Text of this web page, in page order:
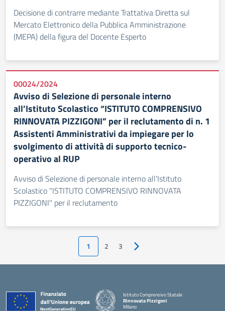
Decisione di contrarre mediante Trattativa Diretta sul
Mercato Elettronico della Pubblica Amministrazione
(MEPA) della figura del Docente Esperto
00024/2024
Avviso di Selezione di personale interno
all’Istituto Scolastico “ISTITUTO COMPRENSIVO
RINNOVATA PIZZIGONI” per il reclutamento di n. 1
Assistenti Amministrativi da impiegare per lo
svolgimento di attività di supporto tecnico-
operativo al RUP
Avviso di Selezione di personale interno all'Istituto
Scolastico "ISTITUTO COMPRENSIVO RINNOVATA
PIZZIGONI" per il reclutamento
1 2 3 Pagina successiva
Istituto Comprensivo Statale
Rinnovata Pizzigoni
Milano